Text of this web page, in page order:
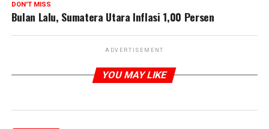
DON'T MISS
Bulan Lalu, Sumatera Utara Inflasi 1,00 Persen
ADVERTISEMENT
YOU MAY LIKE